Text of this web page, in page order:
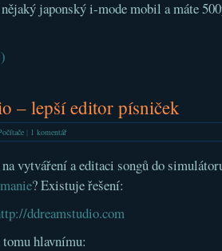
japonský i-mode mobil a máte
– lepší editor písniček
| 1 komentář
vytváření a editaci songů do
? Existuje řešení:
ddreamstudio.com
hlavnímu: